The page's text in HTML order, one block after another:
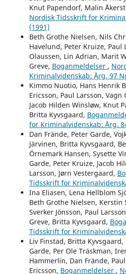
Knut Papendorf, Malin
Nordisk Tidsskrift for
(1991)
Beth Grothe Nielsen, Nils
Havelund, Peter Kruize, Paul
Olaussen, Lin Adrian, Marit
Greve, Boganmeldelser ,
Kriminalvidenskab: Årg. 97
Kimmo Nuotio, Hans Henrik
Ericsson, Paul Larsson, Vagn
Jacob Hilden Winsløw, Knut
Britta Kyvsgaard,
for Kriminalvidenskab: Årg.
Dan Frände, Peter Garde,
Järvinen, Britta Kyvsgaard,
Örnemark Hansen, Sysette
Garde, Peter Kruize, Jacob
Larsson, Jørn Vestergaard,
Tidsskrift for
Ina Eliasen, Lena Hellblom
Beth Grothe Nielsen, Kerstin
Sverker Jönsson, Paul
Greve, Britta Kyvsgaard,
Tidsskrift for
Liv Finstad, Britta
Garde, Per Ole Träskman,
Hammerlin, Dan Frände,
Ericsson, Boganmeldelser ,